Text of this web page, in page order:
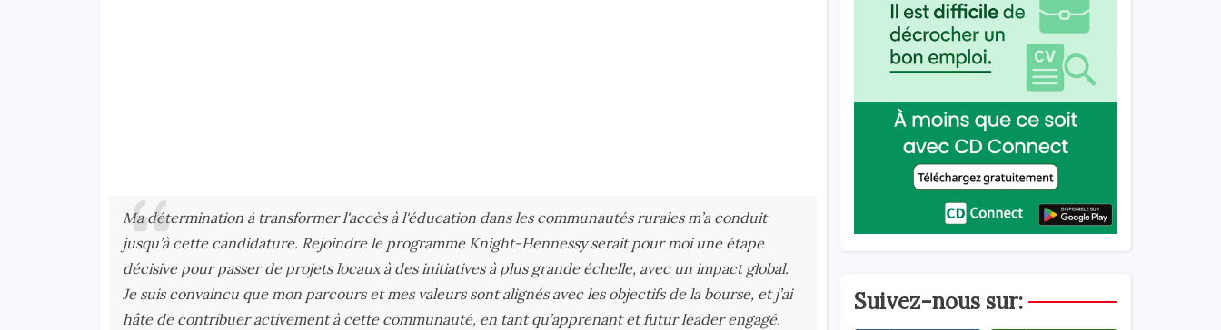
Ma détermination à transformer l'accès à l'éducation dans les communautés rurales m’a conduit
jusqu’à cette candidature. Rejoindre le programme Knight-Hennessy serait pour moi une étape
décisive pour passer de projets locaux à des initiatives à plus grande échelle, avec un impact global.
Je suis convaincu que mon parcours et mes valeurs sont alignés avec les objectifs de la bourse, et j’ai
hâte de contribuer activement à cette communauté, en tant qu’apprenant et futur leader engagé.
Suivez-nous sur: